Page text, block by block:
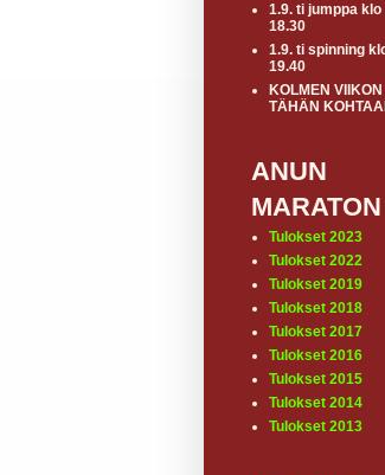
1.9. ti jumppa klo
18.30
1.9. ti spinning
19.40
KOLMEN
TÄHÄN
ANUN
MARATON
Tulokset 2023
Tulokset 2022
Tulokset 2019
Tulokset 2018
Tulokset 2017
Tulokset 2016
Tulokset 2015
Tulokset 2014
Tulokset 2013